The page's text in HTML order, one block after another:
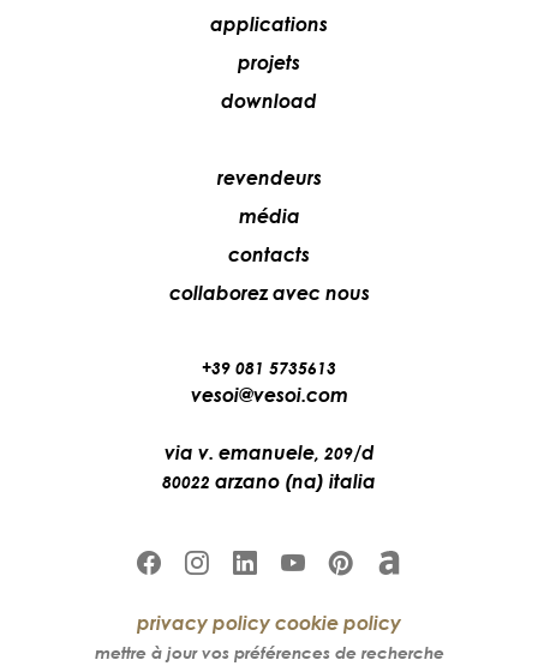
applications
projets
download
revendeurs
média
contacts
collaborez avec nous
+39 081 5735613
vesoi@vesoi.com
via v. emanuele, 209/d
80022 arzano (na) italia
privacy policy cookie policy
mettre à jour vos préférences de recherche